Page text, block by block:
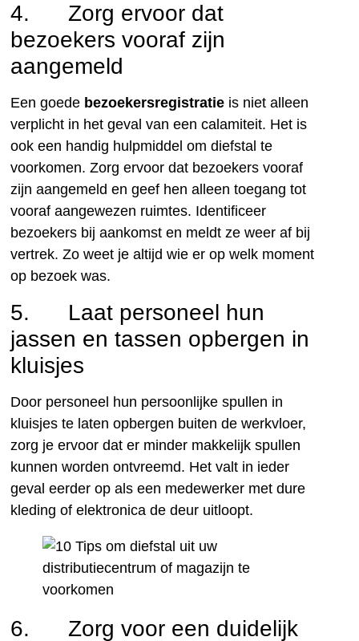
4. Zorg ervoor dat
bezoekers vooraf zijn
aangemeld
Een goede bezoekersregistratie is niet alleen
verplicht in het geval van een calamiteit. Het is
ook een handig hulpmiddel om diefstal te
voorkomen. Zorg ervoor dat bezoekers vooraf
zijn aangemeld en geef hen alleen toegang tot
vooraf aangewezen ruimtes. Identificeer
bezoekers bij aankomst en meldt ze weer af bij
vertrek. Zo weet je altijd wie er op welk moment
op bezoek was.
5. Laat personeel hun
jassen en tassen opbergen in
kluisjes
Door personeel hun persoonlijke spullen in
kluisjes te laten opbergen buiten de werkvloer,
zorg je ervoor dat er minder makkelijk spullen
kunnen worden ontvreemd. Het valt in ieder
geval eerder op als een medewerker met dure
kleding of elektronica de deur uitloopt.
6. Zorg voor een duidelijk